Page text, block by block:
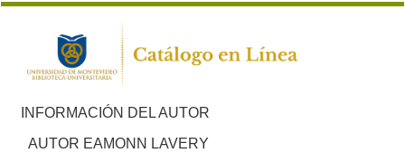
INFORMACIÓN DEL AUTOR
AUTOR EAMONN LAVERY